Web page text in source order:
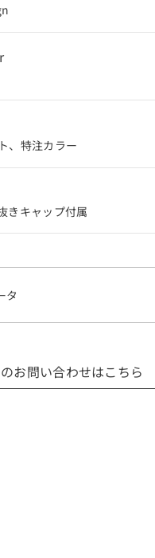
、特注カラー
きキャップ付属
タ
お問い合わせはこちら